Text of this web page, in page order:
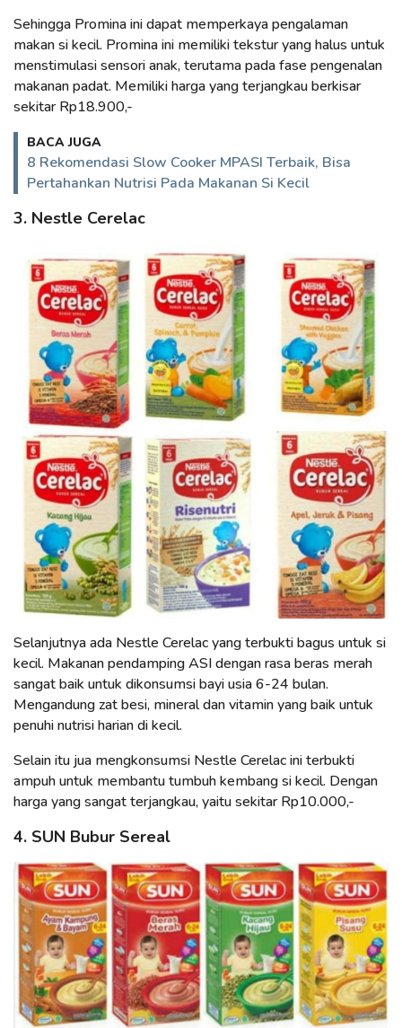
Sehingga Promina ini dapat memperkaya pengalaman
makan si kecil. Promina ini memiliki tekstur yang halus untuk
menstimulasi sensori anak, terutama pada fase pengenalan
makanan padat. Memiliki harga yang terjangkau berkisar
sekitar Rp18.900,-
BACA JUGA
8 Rekomendasi Slow Cooker MPASI Terbaik, Bisa
Pertahankan Nutrisi Pada Makanan Si Kecil
3. Nestle Cerelac
Selanjutnya ada Nestle Cerelac yang terbukti bagus untuk si
kecil. Makanan pendamping ASI dengan rasa beras merah
sangat baik untuk dikonsumsi bayi usia 6-24 bulan.
Mengandung zat besi, mineral dan vitamin yang baik untuk
penuhi nutrisi harian di kecil.
Selain itu jua mengkonsumsi Nestle Cerelac ini terbukti
ampuh untuk membantu tumbuh kembang si kecil. Dengan
harga yang sangat terjangkau, yaitu sekitar Rp10.000,-
4. SUN Bubur Sereal